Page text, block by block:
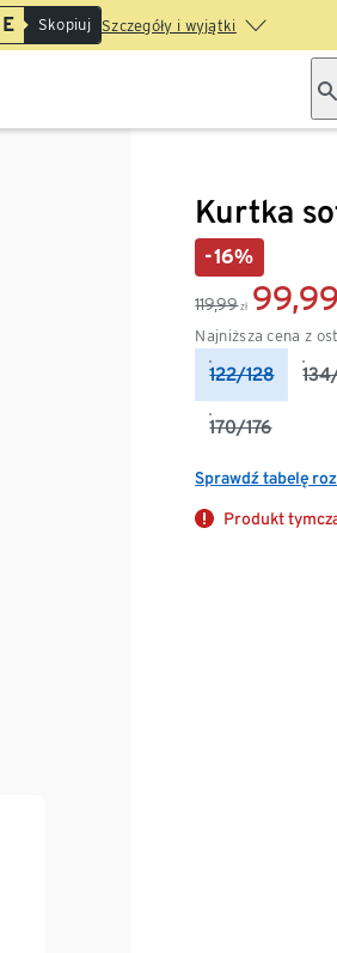
Skopiuj Szczegóły i wyjątki
Kurtka
-16%
119,99 zł 99,99
Najniższa cena z
122/128
170/176
Sprawdź tabelę
Produkt